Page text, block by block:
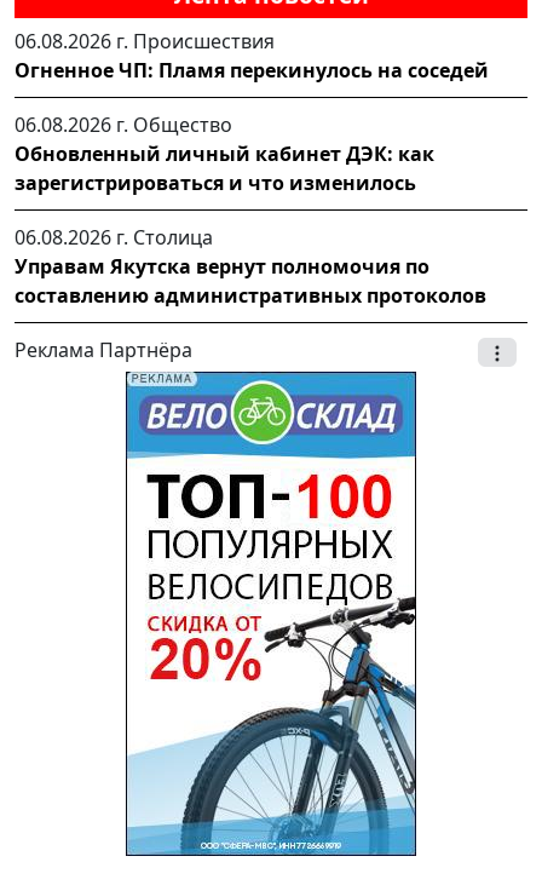
06.08.2026 г. Происшествия
Огненное ЧП: Пламя перекинулось на соседей
06.08.2026 г. Общество
Обновленный личный кабинет ДЭК: как
зарегистрироваться и что изменилось
06.08.2026 г. Столица
Управам Якутска вернут полномочия по
составлению административных протоколов
Реклама Партнёра